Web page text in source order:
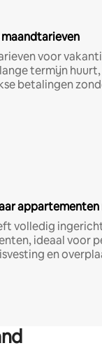
voor
termijn
betalingen
volledig
ideaal voor
en